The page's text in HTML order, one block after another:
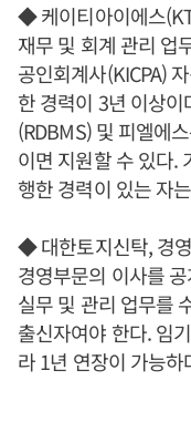
◆ 케이티아이에스
재무 및 회계 관리 업
공인회계사(KICPA)
한 경력이 3년 이상
(RDBMS) 및 피엘에
이면 지원할 수 있다.
행한 경력이 있는 자
◆ 대한토지신탁, 경
경영부문의 이사를
실무 및 관리 업무를
출신자여야 한다. 임
라 1년 연장이 가능